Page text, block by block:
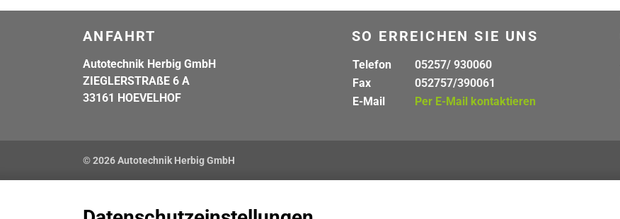
ANFAHRT
Autotechnik Herbig GmbH
ZIEGLERSTRAßE 6 A
33161 HOEVELHOF
SO ERREICHEN SIE UNS
Telefon
05257/ 930060
Fax
052757/390061
E-Mail
Per E-Mail kontaktieren
© 2026 Autotechnik Herbig GmbH